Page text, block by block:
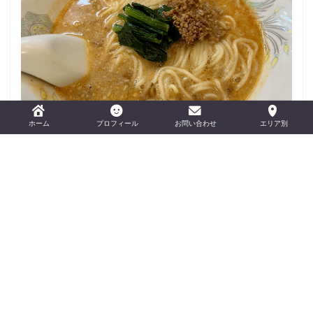
おすすめの担々麺を紹介！
ホーム プロフィール お問い合わせ エリア別